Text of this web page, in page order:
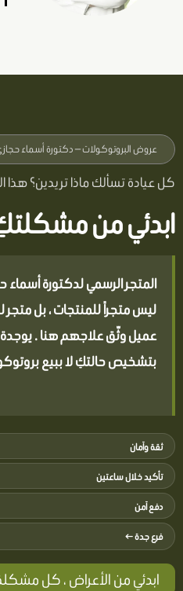
عروض البروتوكولات — دكتورة أسماء
كل عيادة تسألك ماذا تريدين؟
ابدئي من
المتجر الرسمي لدكتورة أسماء
بتشخيص حالتكِ لا ببيع
ثقة وآمان
تأكيد خلال ساعتين
دفع آمن
فرع جدة ←
ابدئي من الأعراض ، كل